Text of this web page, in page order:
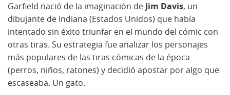
Garfield nació de la imaginación de Jim Davis, un
dibujante de Indiana (Estados Unidos) que había
intentado sin éxito triunfar en el mundo del cómic con
otras tiras. Su estrategia fue analizar los personajes
más populares de las tiras cómicas de la época
(perros, niños, ratones) y decidió apostar por algo que
escaseaba. Un gato.